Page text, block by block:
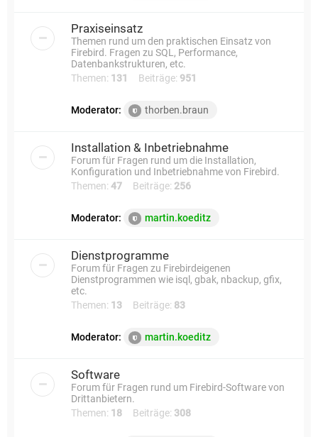
Praxiseinsatz
Themen rund um den praktischen Einsatz von
Firebird. Fragen zu SQL, Performance,
Datenbankstrukturen, etc.
Themen: 131 Beiträge: 951
Moderator: thorben.braun
Installation & Inbetriebnahme
Forum für Fragen rund um die Installation,
Konfiguration und Inbetriebnahme von Firebird.
Themen: 47 Beiträge: 256
Moderator: martin.koeditz
Dienstprogramme
Forum für Fragen zu Firebirdeigenen
Dienstprogrammen wie isql, gbak, nbackup, gfix,
etc.
Themen: 13 Beiträge: 83
Moderator: martin.koeditz
Software
Forum für Fragen rund um Firebird-Software von
Drittanbietern.
Themen: 18 Beiträge: 308